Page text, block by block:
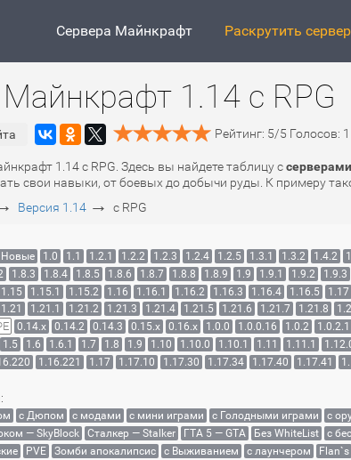
Сервера Майнкрафт Раскрутить сервер
1.14 с RPG
Рейтинг: 5/5 Голосов: 1
1.14 с RPG. Здесь вы найдете таблицу с
свои навыки, от боевых до добычи руды. К примеру
Версия 1.14 → с RPG
Новые 1.0 1.1 1.2.1 1.2.2 1.2.3 1.2.4 1.2.5 1.3.1 1.3.2 1.4.2
1.8.3 1.8.4 1.8.5 1.8.6 1.8.7 1.8.8 1.8.9 1.9 1.9.1 1.9.2 1.9.3
1.15 1.15.1 1.15.2 1.16 1.16.1 1.16.2 1.16.3 1.16.4 1.16.5 1.17
1.21 1.21.1 1.21.2 1.21.3 1.21.4 1.21.5 1.21.6 1.21.7 1.21.8
0.14.x 0.14.2 0.14.3 0.15.x 0.16.x 1.0.0 1.0.0.16 1.0.2 1.0.2.1
1.5 1.6 1.6.1 1.7 1.8 1.9 1.10 1.10.0 1.10.1 1.11 1.11.1
1.16.221 1.17 1.17.10 1.17.30 1.17.34 1.17.40 1.17.41
с Дюпом с модами с мини играми с Голодными играми с
— SkyBlock Сталкер — Stalker ГТА 5 — GTA Без WhiteList с
PVE Зомби апокалипсис с Выживанием с лаунчером Flan`s